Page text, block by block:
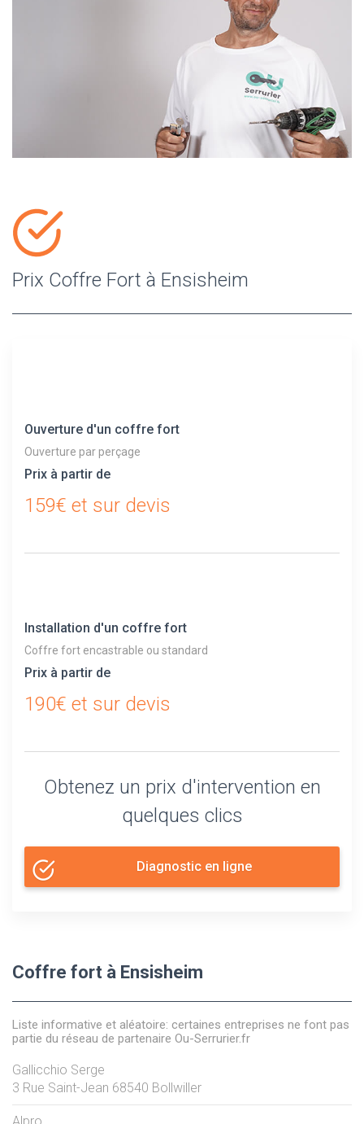
Prix Coffre Fort à Ensisheim
Ouverture d'un coffre fort
Ouverture par perçage
Prix à partir de
159€ et sur devis
Installation d'un coffre fort
Coffre fort encastrable ou standard
Prix à partir de
190€ et sur devis
Obtenez un prix d'intervention en
quelques clics
Diagnostic en ligne
Coffre fort à Ensisheim
Liste informative et aléatoire: certaines entreprises ne font pas
partie du réseau de partenaire Ou-Serrurier.fr
Gallicchio Serge
3 Rue Saint-Jean 68540 Bollwiller
Alpro